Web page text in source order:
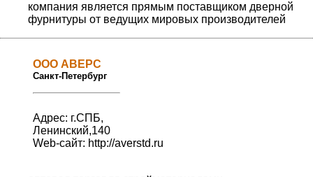
компания является прямым поставщиком дверной
фурнитуры от ведущих мировых производителей
ООО АВЕРС
Санкт-Петербург
Адрес: г.СПБ,
Ленинский,140
Web-сайт: http://averstd.ru